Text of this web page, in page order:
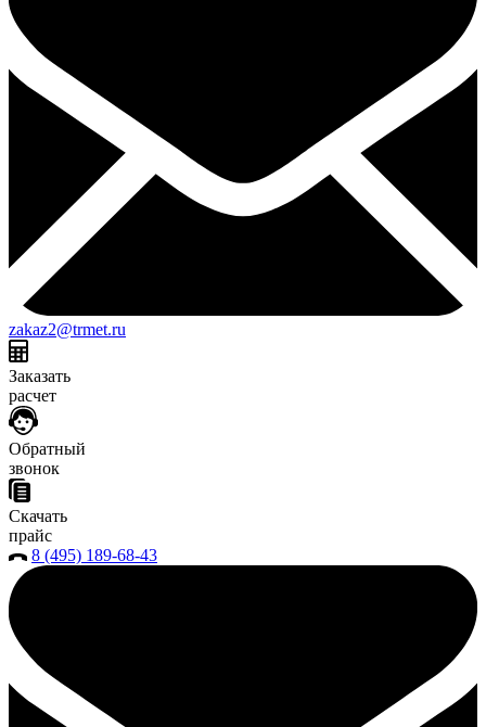
zakaz2@trmet.ru
Заказать
расчет
Обратный
звонок
Скачать
прайс
8 (495) 189-68-43